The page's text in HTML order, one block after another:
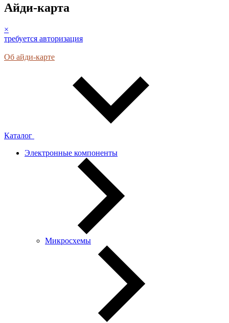
Айди-карта
×
требуется авторизация
Об айди-карте
Каталог
Электронные компоненты
Микросхемы